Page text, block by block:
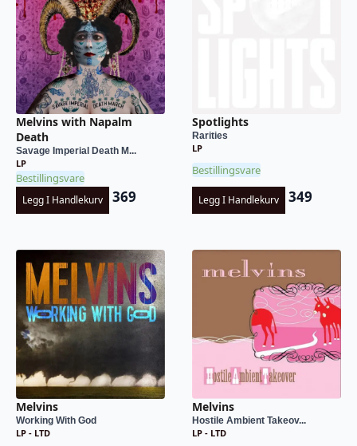
Melvins with Napalm
Death
Savage Imperial Death M...
LP
Bestillingsvare
Legg I Handlekurv 369
Spotlights
Rarities
LP
Bestillingsvare
Legg I Handlekurv 349
Melvins
Working With God
LP - LTD
Melvins
Hostile Ambient Takeov...
LP - LTD